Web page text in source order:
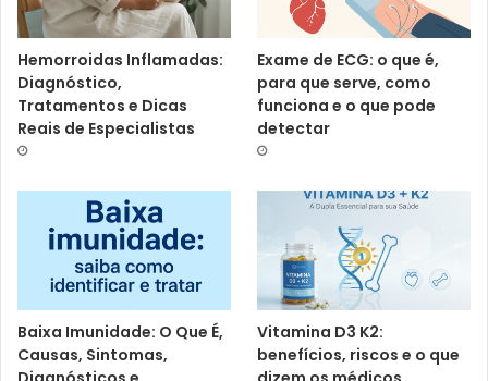
Hemorroidas Inflamadas:
Diagnóstico,
Tratamentos e Dicas
Reais de Especialistas
Exame de ECG: o que é,
para que serve, como
funciona e o que pode
detectar
Baixa Imunidade: O Que É,
Causas, Sintomas,
Vitamina D3 K2:
benefícios, riscos e o que